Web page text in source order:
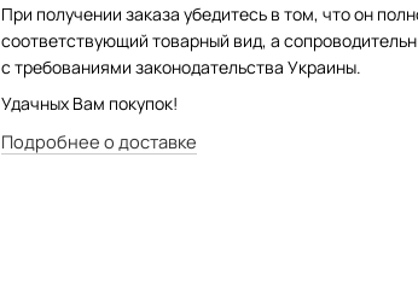
При получении заказа убедитесь в том, что он
соответствующий товарный вид, а
с требованиями законодательства Украины.
Удачных Вам покупок!
Подробнее о доставке